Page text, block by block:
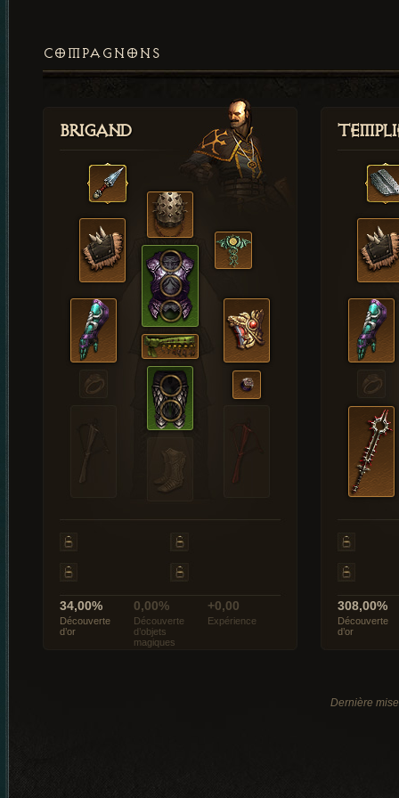
COMPAGNONS
Brigand
34,00%
Découverte
d’or
0,00%
Découverte
d’objets
magiques
+0,00
Expérience
308,00%
Découverte
d’or
Dernière